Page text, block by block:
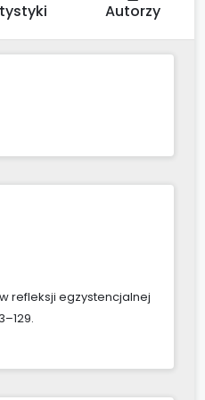
Autorzy
refleksji egzystencjalnej